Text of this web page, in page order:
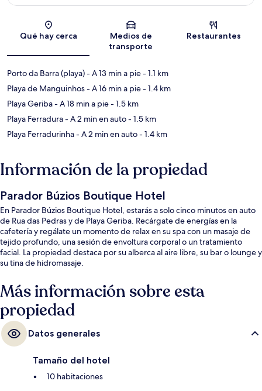
Sección del mapa
Qué hay cerca
Medios de
transporte
Restaurantes
Porto da Barra (playa)- A 13 min a pie- 1.1 km
Playa de Manguinhos- A 16 min a pie- 1.4 km
Playa Geriba- A 18 min a pie- 1.5 km
Playa Ferradura- A 2 min en auto- 1.5 km
Playa Ferradurinha- A 2 min en auto- 1.4 km
Información de la propiedad
Parador Búzios Boutique Hotel
En Parador Búzios Boutique Hotel, estarás a solo cinco minutos en auto
de Rua das Pedras y de Playa Geriba. Recárgate de energías en la
cafetería y regálate un momento de relax en su spa con un masaje de
tejido profundo, una sesión de envoltura corporal o un tratamiento
facial. La propiedad destaca por su alberca al aire libre, su bar o lounge y
su tina de hidromasaje.
Más información sobre esta
propiedad
Datos generales
Tamaño del hotel
10 habitaciones